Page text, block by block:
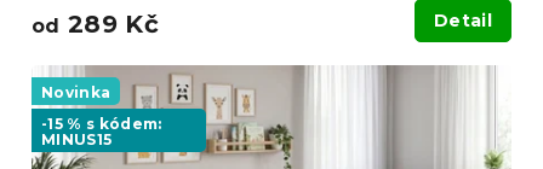
od 289 Kč Detail
Novinka
-15 % s kódem:
MINUS15